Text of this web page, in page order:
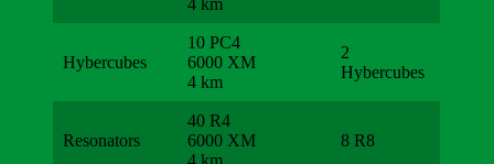
Hybercubes
10 PC4
6000 XM
4 km
2
Hybercubes
Resonators
40 R4
6000 XM
4 km
8 R8